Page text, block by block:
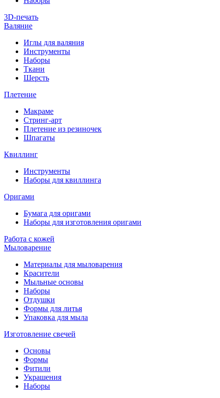
3D-печать
Валяние
Иглы для валяния
Инструменты
Наборы
Ткани
Шерсть
Плетение
Макраме
Стринг-арт
Плетение из резиночек
Шпагаты
Квиллинг
Инструменты
Наборы для квиллинга
Оригами
Бумага для оригами
Наборы для изготовления оригами
Работа с кожей
Мыловарение
Материалы для мыловарения
Красители
Мыльные основы
Наборы
Отдушки
Формы для литья
Упаковка для мыла
Изготовление свечей
Основы
Формы
Фитили
Украшения
Наборы